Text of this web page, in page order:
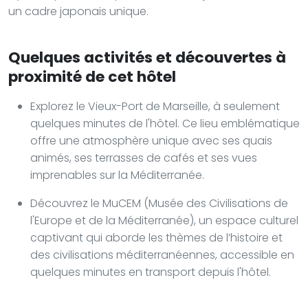
un cadre japonais unique.
Quelques activités et découvertes à
proximité de cet hôtel
Explorez le Vieux-Port de Marseille, à seulement
quelques minutes de l'hôtel. Ce lieu emblématique
offre une atmosphère unique avec ses quais
animés, ses terrasses de cafés et ses vues
imprenables sur la Méditerranée.
Découvrez le MuCEM (Musée des Civilisations de
l'Europe et de la Méditerranée), un espace culturel
captivant qui aborde les thèmes de l’histoire et
des civilisations méditerranéennes, accessible en
quelques minutes en transport depuis l'hôtel.